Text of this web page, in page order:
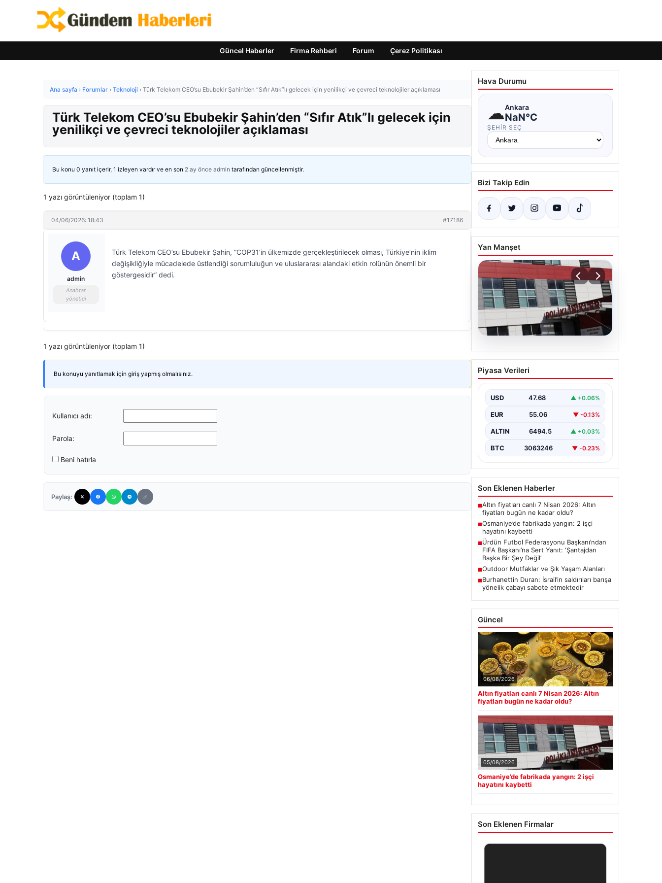
Güncel Haberler Firma Rehberi Forum Çerez Politikası
Ana sayfa › Forumlar › Teknoloji › Türk Telekom CEO’su Ebubekir Şahin’den “Sıfır Atık”lı gelecek için yenilikçi ve çevreci teknolojiler açıklaması
Türk Telekom CEO’su Ebubekir Şahin’den “Sıfır Atık”lı gelecek için
yenilikçi ve çevreci teknolojiler açıklaması
Bu konu 0 yanıt içerir, 1 izleyen vardır ve en son 2 ay önce admin tarafından güncellenmiştir.
1 yazı görüntüleniyor (toplam 1)
04/06/2026: 18:43 #17186
A
admin
Anahtar
yönetici
Türk Telekom CEO’su Ebubekir Şahin, “COP31’in ülkemizde gerçekleştirilecek olması, Türkiye’nin iklim
değişikliğiyle mücadelede üstlendiği sorumluluğun ve uluslararası alandaki etkin rolünün önemli bir
göstergesidir” dedi.
1 yazı görüntüleniyor (toplam 1)
Bu konuyu yanıtlamak için giriş yapmış olmalısınız.
Kullanıcı adı:
Parola:
Beni hatırla
Paylaş:
Hava Durumu
☁Ankara
NaN°C
ŞEHIR SEÇ
Bizi Takip Edin
Yan Manşet
05.08.2026
Osmaniye’de fabrikada
yangın: 2 işçi hayatını
Piyasa Verileri
USD 47.68 ▲ +0.06%
EUR 55.06 ▼ -0.13%
ALTIN 6494.5 ▲ +0.03%
BTC 3063246 ▼ -0.23%
Son Eklenen Haberler
■Altın fiyatları canlı 7 Nisan 2026: Altın
fiyatları bugün ne kadar oldu?
■Osmaniye’de fabrikada yangın: 2 işçi
hayatını kaybetti
■Ürdün Futbol Federasyonu Başkanı’ndan
FIFA Başkanı’na Sert Yanıt: ‘Şantajdan
Başka Bir Şey Değil’
■Outdoor Mutfaklar ve Şık Yaşam Alanları
■Burhanettin Duran: İsrail’in saldırıları barışa
yönelik çabayı sabote etmektedir
Güncel
06/08/2026
Altın fiyatları canlı 7 Nisan 2026: Altın
fiyatları bugün ne kadar oldu?
05/08/2026
Osmaniye’de fabrikada yangın: 2 işçi
hayatını kaybetti
Son Eklenen Firmalar